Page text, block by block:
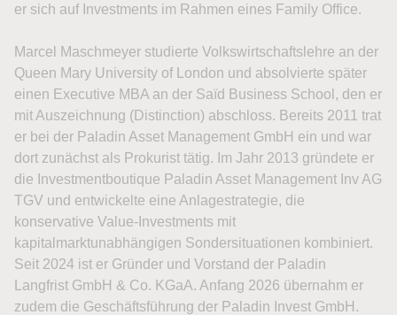
er sich auf Investments im Rahmen eines Family Office.
Marcel Maschmeyer studierte Volkswirtschaftslehre an der
Queen Mary University of London und absolvierte später
einen Executive MBA an der Saïd Business School, den er
mit Auszeichnung (Distinction) abschloss. Bereits 2011 trat
er bei der Paladin Asset Management GmbH ein und war
dort zunächst als Prokurist tätig. Im Jahr 2013 gründete er
die Investmentboutique Paladin Asset Management Inv AG
TGV und entwickelte eine Anlagestrategie, die
konservative Value-Investments mit
kapitalmarktunabhängigen Sondersituationen kombiniert.
Seit 2024 ist er Gründer und Vorstand der Paladin
Langfrist GmbH & Co. KGaA. Anfang 2026 übernahm er
zudem die Geschäftsführung der Paladin Invest GmbH.